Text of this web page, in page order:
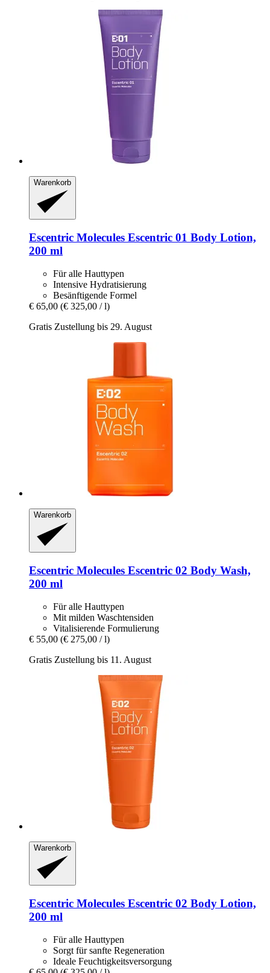
Warenkorb
Escentric Molecules Escentric 01 Body Lotion,
200 ml
Für alle Hauttypen
Intensive Hydratisierung
Besänftigende Formel
€ 65,00 (€ 325,00 / l)
Gratis Zustellung bis 29. August
Warenkorb
Escentric Molecules Escentric 02 Body Wash,
200 ml
Für alle Hauttypen
Mit milden Waschtensiden
Vitalisierende Formulierung
€ 55,00 (€ 275,00 / l)
Gratis Zustellung bis 11. August
Warenkorb
Escentric Molecules Escentric 02 Body Lotion,
200 ml
Für alle Hauttypen
Sorgt für sanfte Regeneration
Ideale Feuchtigkeitsversorgung